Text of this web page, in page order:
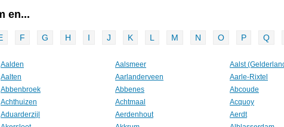
en...
F G H I J K L M N O P Q
Aalden Aalsmeer Aalst
Aalten Aarlanderveen Aarle-Rixtel
Abbenbroek Abbenes Abcoude
Achthuizen Achtmaal Acquoy
Aduarderzijl Aerdenhout Aerdt